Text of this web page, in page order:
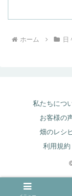
ホーム 日
私たちにつ
お客様の
畑のレシ
利用規約